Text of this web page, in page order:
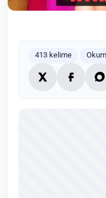
413 kelime